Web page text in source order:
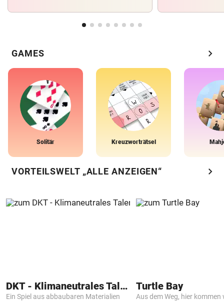
GAMES chevron_right
Solitär Kreuzworträtsel
VORTEILSWELT „ALLE ANZEIGEN“ chevron_right
DKT - Klimaneutrales Talent
Ein Spiel aus abbaubaren Materialien
Turtle Bay
Aus dem Weg, hier kommen